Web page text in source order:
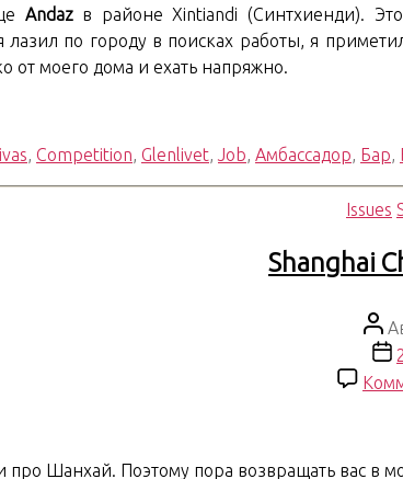
Andazв районе Xintiandi (Синтхиенди).
по городу в поисках работы, я
от моего дома и ехать напряжно.
Competition Glenlivet Job Амбассадор Бар
Issues
Shanghai
про Шанхай. Поэтому пора возвращать вас в